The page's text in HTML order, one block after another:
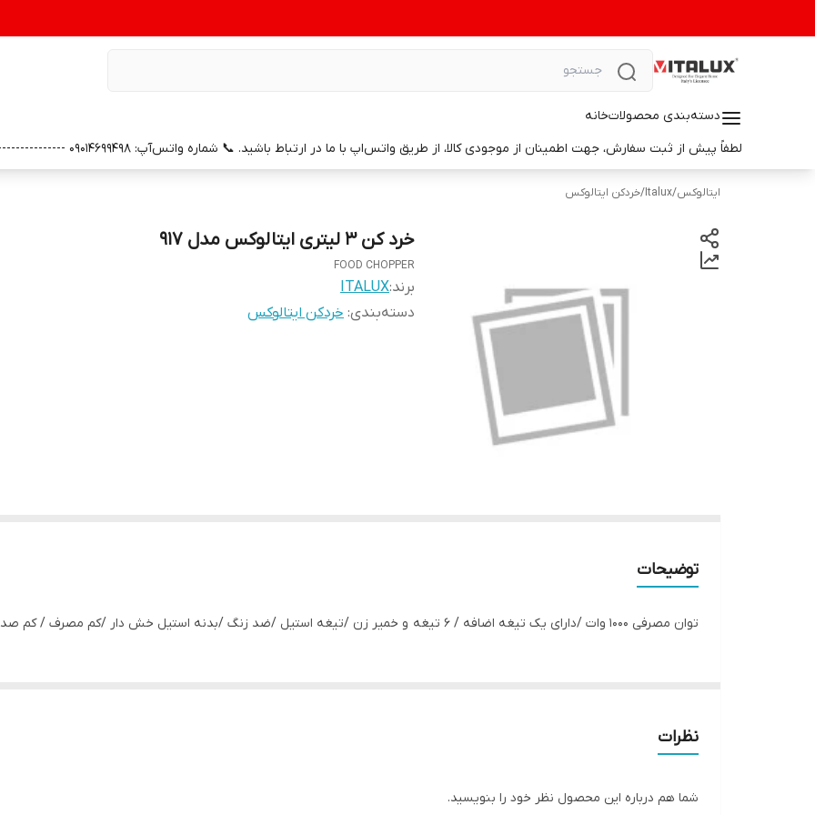
دسته‌بندی محصولاتخانه
لطفاً پیش از ثبت سفارش، جهت اطمینان از موجودی کالا، از طریق واتس‌اپ با ما در ارتباط باشید. 📞 شماره واتس‌آپ: 09014699498 --------------- 📞 شماره خدمات پس از فروش واتس‌آپ: 09391658686 (با سپاس از همراهی و اعتماد شما)
ایتالوکس/
Italux
/خردکن ایتالوکس
خرد کن 3 لیتری ایتالوکس مدل 917
FOOD CHOPPER
برند:ITALUX
دسته‌بندی: خردکن ایتالوکس
توضیحات
توان مصرفی 1000 وات /دارای یک تیغه اضافه / 6 تیغه و خمیر زن /تیغه استیل /ضد زنگ /بدنه استیل خش دار /کم مصرف / کم صدا
نظرات
شما هم درباره این محصول نظر خود را بنویسید.